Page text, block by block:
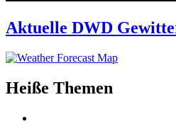
Aktuelle DWD
Heiße Themen